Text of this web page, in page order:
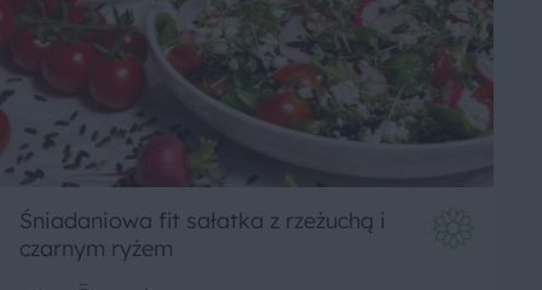
Śniadaniowa fit sałatka z rzeżuchą i
czarnym ryżem